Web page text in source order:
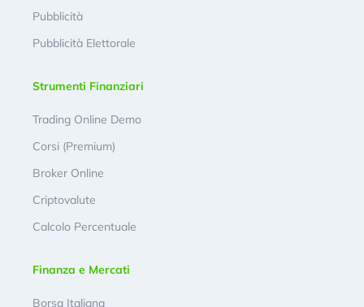
Pubblicità
Pubblicità Elettorale
Strumenti Finanziari
Trading Online Demo
Corsi (Premium)
Broker Online
Criptovalute
Calcolo Percentuale
Finanza e Mercati
Borsa Italiana